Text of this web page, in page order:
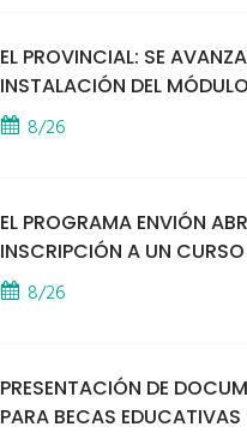
EL PROVINCIAL: SE
INSTALACIÓN DEL
8/26
EL PROGRAMA ENVIÓN
INSCRIPCIÓN A UN
8/26
PRESENTACIÓN DE
PARA BECAS EDUCATIVAS